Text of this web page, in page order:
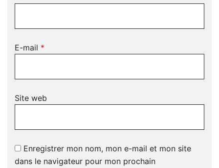
E-mail *
Site web
Enregistrer mon nom, mon e-mail et mon site
dans le navigateur pour mon prochain